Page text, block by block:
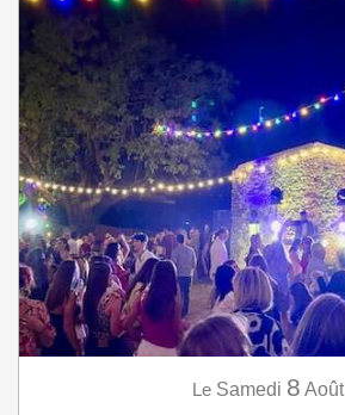
Le Samedi 8 Août